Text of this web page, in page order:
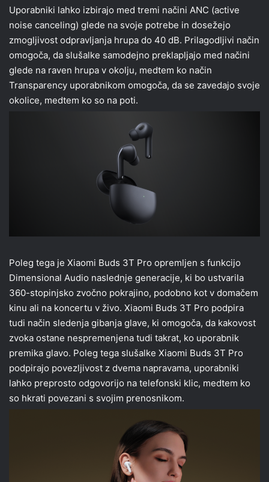
Uporabniki lahko izbirajo med tremi načini ANC (active
noise canceling) glede na svoje potrebe in dosežejo
zmogljivost odpravljanja hrupa do 40 dB. Prilagodljivi način
omogoča, da slušalke samodejno preklapljajo med načini
glede na raven hrupa v okolju, medtem ko način
Transparency uporabnikom omogoča, da se zavedajo svoje
okolice, medtem ko so na poti.
Poleg tega je Xiaomi Buds 3T Pro opremljen s funkcijo
Dimensional Audio naslednje generacije, ki bo ustvarila
360-stopinjsko zvočno pokrajino, podobno kot v domačem
kinu ali na koncertu v živo. Xiaomi Buds 3T Pro podpira
tudi način sledenja gibanja glave, ki omogoča, da kakovost
zvoka ostane nespremenjena tudi takrat, ko uporabnik
premika glavo. Poleg tega slušalke Xiaomi Buds 3T Pro
podpirajo povezljivost z dvema napravama, uporabniki
lahko preprosto odgovorijo na telefonski klic, medtem ko
so hkrati povezani s svojim prenosnikom.